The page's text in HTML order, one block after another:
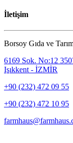
İletişim
Borsoy Gıda ve
6169 Sok. No:12
Işıkkent - İZMİR
+90 (232) 472 09 55
+90 (232) 472 10 95